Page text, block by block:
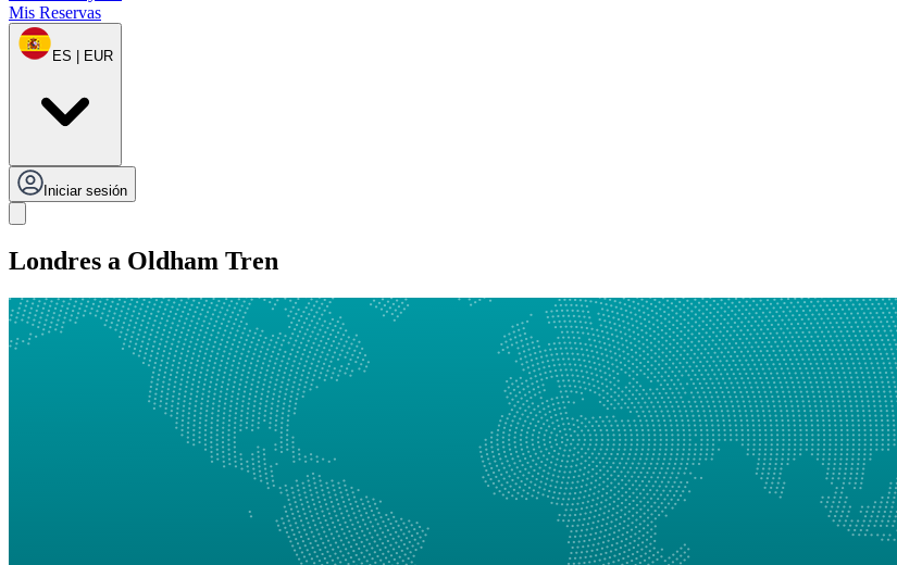
Mis Reservas
ES | EUR
Iniciar sesión
Londres a Oldham Tren